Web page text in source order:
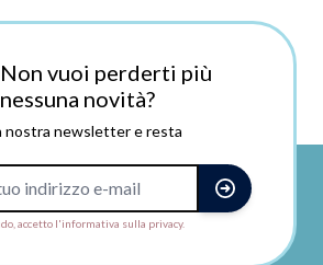
Non vuoi perderti più
nessuna novità?
nostra newsletter e resta
accetto l'informativa sulla privacy.